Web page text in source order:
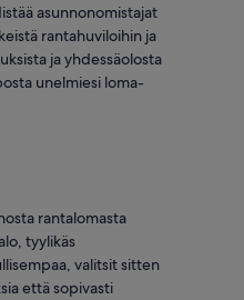
asunnonomistajat
rantahuviloihin ja
ja yhdessäolosta
unelmiesi loma-
rantalomasta
tyylikäs
valitsit sitten
että sopivasti